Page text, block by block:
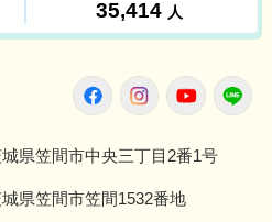
笠間市役所
TwitterFacebookInstagram
県笠間市中央三丁目2番1号
県笠間市笠間1532番地